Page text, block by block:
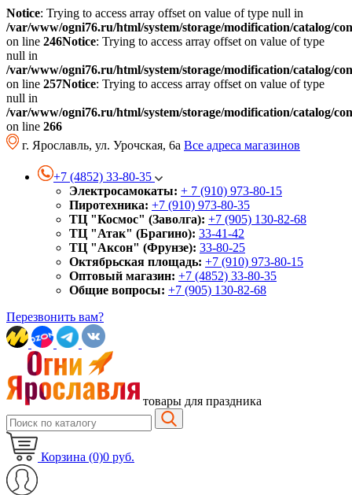
Notice: Trying to access array offset on value of type null in
/var/www/ogni76.ru/html/system/storage/modification/catalog/
on line 246Notice: Trying to access array offset on value of type
null in
/var/www/ogni76.ru/html/system/storage/modification/catalog/
on line 257Notice: Trying to access array offset on value of type
null in
/var/www/ogni76.ru/html/system/storage/modification/catalog/
on line 266
г. Ярославль, ул. Урочская, 6а Все адреса магазинов
+7 (4852) 33-80-35
Электросамокаты: + 7 (910) 973-80-15
Пиротехника: +7 (910) 973-80-35
ТЦ "Космос" (Заволга): +7 (905) 130-82-68
ТЦ "Атак" (Брагино): 33-41-42
ТЦ "Аксон" (Фрунзе): 33-80-25
Октябрьская площадь: +7 (910) 973-80-15
Оптовый магазин: +7 (4852) 33-80-35
Общие вопросы: +7 (905) 130-82-68
Перезвонить вам?
товары для праздника
Корзина (0)0 руб.